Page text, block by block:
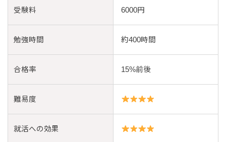
受験料 6000円
勉強時間 約400時間
合格率 15%前後
難易度
就活への効果